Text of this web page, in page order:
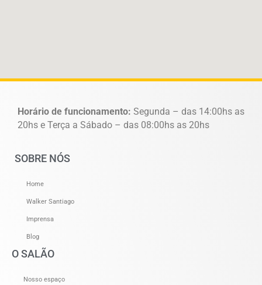
Horário de funcionamento: Segunda – das 14:00hs as
20hs e Terça a Sábado – das 08:00hs as 20hs
SOBRE NÓS
Home
Walker Santiago
Imprensa
Blog
O SALÃO
Nosso espaço